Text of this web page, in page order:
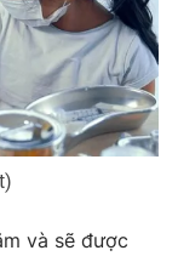
và sẽ được